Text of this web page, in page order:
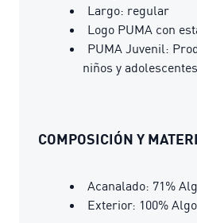
Largo: regular
Logo PUMA con
PUMA Juvenil:
niños y
COMPOSICIÓN Y
Acanalado: 71%
Exterior: 100%